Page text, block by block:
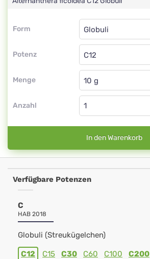
Form
Form
Potenz
Globuli
C12
Menge
Globuli
Anzahl
In den Warenkorb
Verfügbare Potenzen
C
HAB 2018
Globuli (Streukügelchen)
C12 C15 C30 C60 C100 C200